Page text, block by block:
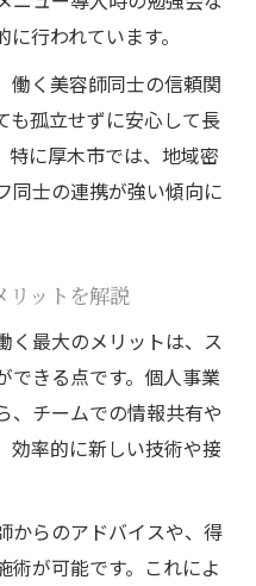
行われています。
働く美容師同士の信頼関
も孤立せずに安心して長
特に厚木市では、地域密
同士の連携が強い傾向に
リットを解説
く最大のメリットは、ス
できる点です。個人事業
、チームでの情報共有や
効率的に新しい技術や接
からのアドバイスや、得
術が可能です。これによ